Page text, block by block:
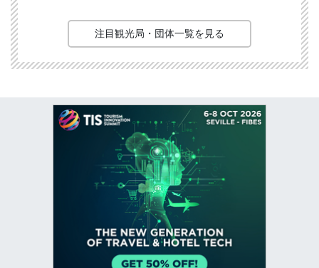
注目観光局・団体一覧を見る